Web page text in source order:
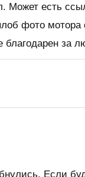
Может есть
фото мотора
благодарен за
Если